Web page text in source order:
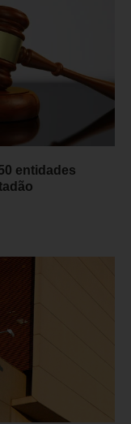
entidades